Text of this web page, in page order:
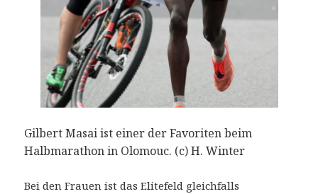
Gilbert Masai ist einer der Favoriten beim
Halbmarathon in Olomouc. (c) H. Winter
Bei den Frauen ist das Elitefeld gleichfalls